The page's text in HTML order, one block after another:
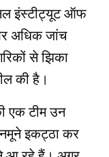
इंस्टीट्यूट ऑफ
अधिक जांच
से झिका
की है।
एक टीम उन
नमूने इकट्ठा कर